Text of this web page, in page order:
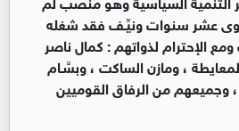
عشر سنوات ونيِّـف فقد شغله
الإحترام لذواتهم : كمال ناصر
، ومازن الساكت ، وبسَّـام
، وجميعهم من الرفاق القوميين